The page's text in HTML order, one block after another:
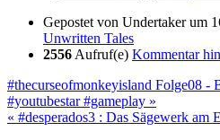
Gepostet von Undertakerum
Unwritten Tales
2556 Aufruf(e) Kommentar
#thecurseofmonkeyisland Folge08
#youtubestar #gameplay »
« #desperados3 : Das Sägewerk am